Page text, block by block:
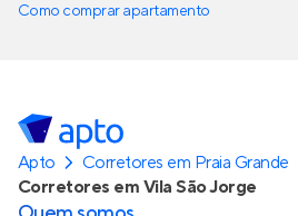
Como comprar apartamento
Apto
Corretores em Praia Grande
Corretores em Vila São Jorge